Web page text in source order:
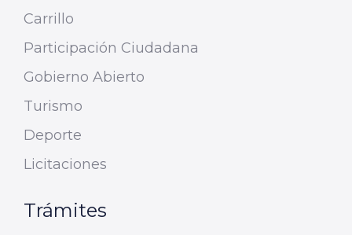
Carrillo
Participación Ciudadana
Gobierno Abierto
Turismo
Deporte
Licitaciones
Trámites